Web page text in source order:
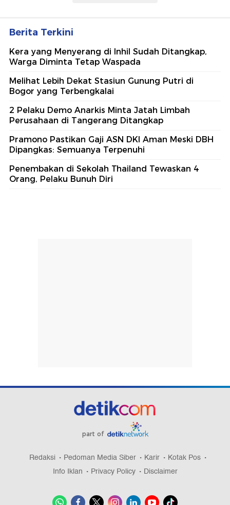
Berita Terkini
Kera yang Menyerang di Inhil Sudah Ditangkap,
Warga Diminta Tetap Waspada
Melihat Lebih Dekat Stasiun Gunung Putri di
Bogor yang Terbengkalai
2 Pelaku Demo Anarkis Minta Jatah Limbah
Perusahaan di Tangerang Ditangkap
Pramono Pastikan Gaji ASN DKI Aman Meski DBH
Dipangkas: Semuanya Terpenuhi
Penembakan di Sekolah Thailand Tewaskan 4
Orang, Pelaku Bunuh Diri
part of
Redaksi Pedoman Media Siber Karir
Kotak Pos
Info Iklan
Privacy Policy Disclaimer